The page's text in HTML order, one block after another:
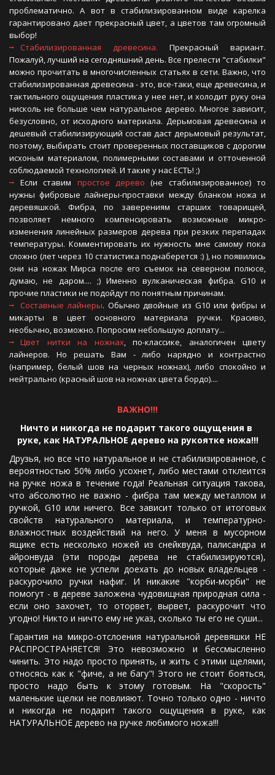
проблематично. А вот в стабилизированном виде карелка
гарантировано дает прекрасный цвет, а цветов там огромный
выбор!
Стабилизированная древесина. Прекрасный вариант.
Пожалуй, лучший на сегодняшний день. Все прелести "стабилки"
можно прочитать в многочисленных статьях в сети. Важно, что
стабилизированная древесина - это, все-таки, еще древесина, и
тактильного ощущения пластика у нее нет, и холодит руку она
нисколь не больше чем натуральное дерево. Многое зависит,
безусловно, от исходного материала. Дерьмовая древесина и
дешевый стабилизирующий состав даст дерьмовый результат,
поэтому, выбирать стоит проверенных поставщиков с дорогим
исхоным материалом, полимерными составами и отточенной
соблюдаемой технологией. И такие у нас ЕСТЬ! ;)
Если ставим простое дерево (не стабилизированное) то
нужны фибровые лайнеры-проставки между бланком ножа и
деревяшкой. Фибра, по заверениям старших товарищей,
позволяет немного компенсировать возможные микро-
изменения линейных размеров дерева при резких перепадах
температуры. Комментировать их нужность мне самому пока
сложно (лет через 10 статистика поднаберется :) ), но появились
они на ножах Мирса после его съемок на северном полюсе,
думаю, не даром.... ;) Именно вулканическая фибра. G10 и
прочие пластики не подойдут по понятным причинам.
Составные лайнеры. Обычно двойные из G10 или фибры и
микарты в цвет основного материала ручки. Красиво,
необычно, возможно. Попросим небольшую доплату...
Цвет нитки на ножнах, по-классике, аналогичен цвету
лайнеров. Но решать Вам - либо нарядно и контрастно
(например, белый шов на черных ножнах), либо спокойно и
нейтрально (красный шов на ножнах цвета бордо)....
ВАЖНО!!!
Ничто и никогда не подарит такого ощущения в
руке, как НАТУРАЛЬНОЕ дерево на рукоятке ножа!!!
Друзья, но все что натуральное и не стабилизированное, с
вероятностью 50% либо усохнет, либо местами отклеится
на ручке ножа в течение года! Реальная ситуация такова,
что абсолютно не важно - фибра там между металлом и
ручкой, G10 или ничего. Все зависит только от итоговых
свойств натурального материала, и температурно-
влажностных воздействий на него. У меня в мусорном
ящике есть несколько ножей из снейквуда, палисандра и
айронвуда (эти породы дерева не стабилизируются),
которые даже не успели доехать до новых владельцев -
раскурочило ручки нафиг. И никакие "корби-морби" не
помогут - в дереве заложена чудовищная природная сила -
если оно захочет, то оторвет, вырвет, раскурочит что
угодно! Никто и ничто ему не указ, сколько ты его не суши...
Гарантия на микро-отслоения натуральной деревяшки НЕ
РАСПРОСТРАНЯЕТСЯ! Это невозможно и бессмысленно
чинить. Это надо просто принять, и жить с этими щелями,
относясь как к "фиче, а не багу"! Этого не стоит бояться,
просто надо быть к этому готовым. На "скорость"
маленькие щелки не повлияют. Точно только одно - ничто
и никогда не подарит такого ощущения в руке, как
НАТУРАЛЬНОЕ дерево на ручке любимого ножа!!!